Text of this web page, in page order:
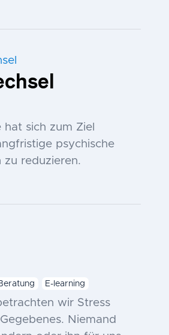
hat sich zum Ziel
psychische
zu reduzieren.
E-learning
wir Stress
Niemand